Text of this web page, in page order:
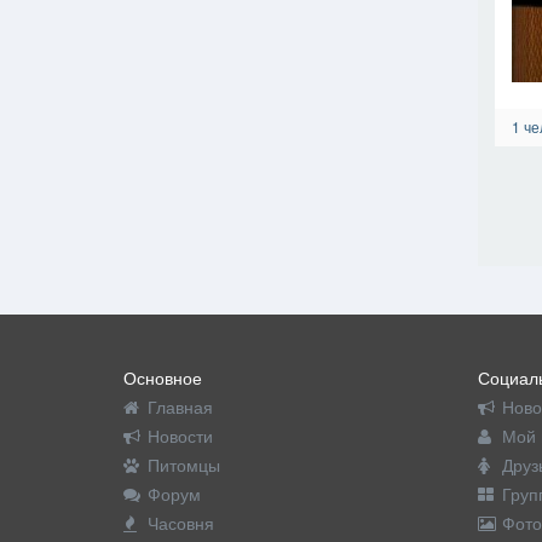
1
Основное
Главная
Новости
Питомцы
Форум
Часовня
Мой
Фото